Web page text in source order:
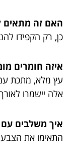
האם זה מתאים
כן, רק הקפידו
איזה חומרים
אלה יישמרו
איך משלבים עם
התאימו את